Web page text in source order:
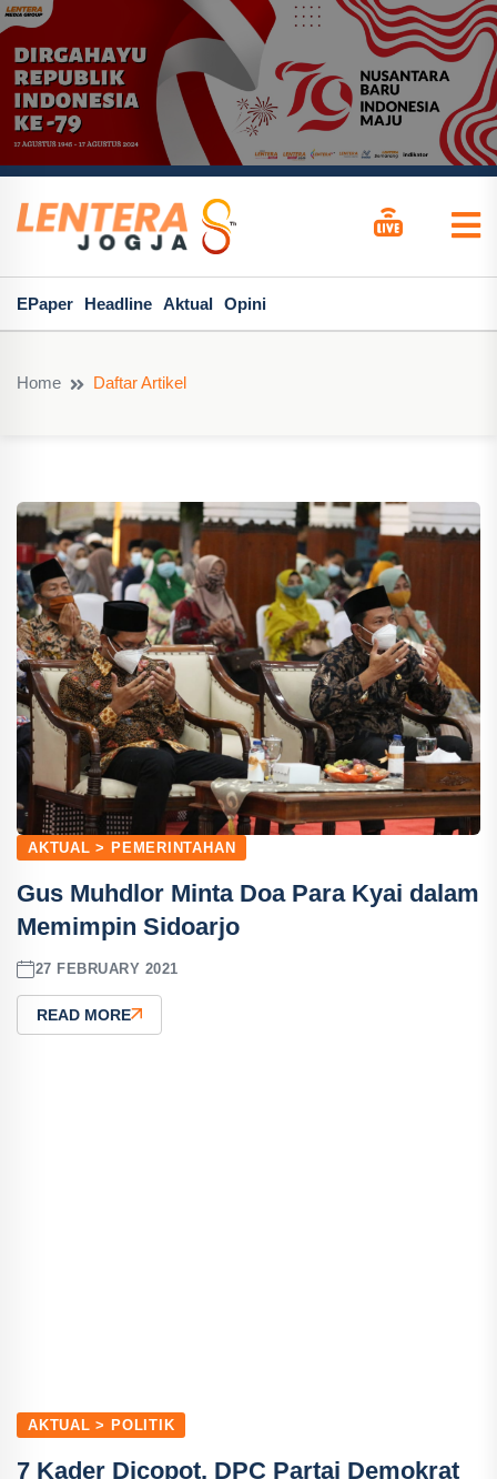
EPaper Headline Aktual Opini
Home Daftar Artikel
AKTUAL > PEMERINTAHAN
Gus Muhdlor Minta Doa Para Kyai dalam
Memimpin Sidoarjo
27 FEBRUARY 2021
READ MORE
AKTUAL > POLITIK
7 Kader Dicopot, DPC Partai Demokrat